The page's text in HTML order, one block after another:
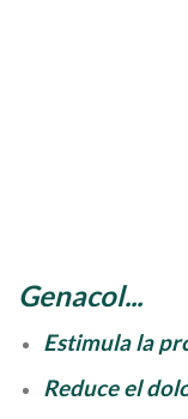
Genacol...
Estimula la
Reduce el